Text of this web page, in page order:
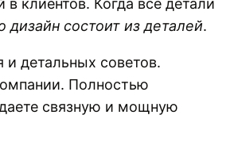
клиентов. Когда все детали
состоит из деталей.
и детальных советов.
Полностью
связную и мощную